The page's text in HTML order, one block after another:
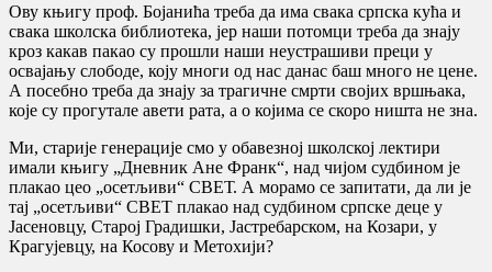
Ову књигу проф. Бојанића треба да има свака српска кућа и
свака школска библиотека, јер наши потомци треба да знају
кроз какав пакао су прошли наши неустрашиви преци у
освајању слободе, коју многи од нас данас баш много не цене.
А посебно треба да знају за трагичне смрти својих вршњака,
које су прогутале авети рата, а о којима се скоро ништа не зна.
Ми, старије генерације смо у обавезној школској лектири
имали књигу „Дневник Ане Франк“, над чијом судбином је
плакао цео „осетљиви“ СВЕТ. А морамо се запитати, да ли је
тај „осетљиви“ СВЕТ плакао над судбином српске деце у
Јасеновцу, Старој Градишки, Јастребарском, на Козари, у
Крагујевцу, на Косову и Метохији?